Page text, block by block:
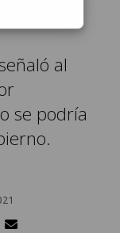
al
se podría